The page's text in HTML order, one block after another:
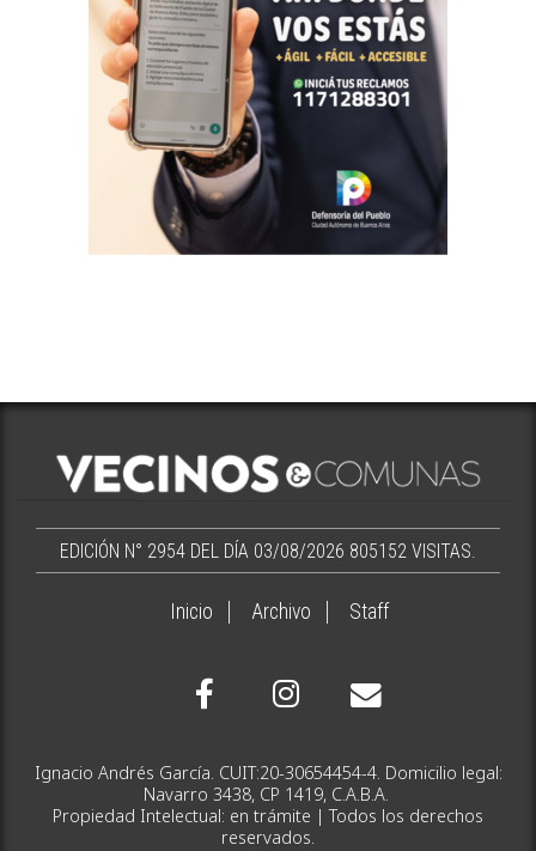
EDICIÓN N° 2954 DEL DÍA 03/08/2026 805152 VISITAS.
Inicio Archivo Staff
Ignacio Andrés García. CUIT:20-30654454-4. Domicilio legal:
Navarro 3438, CP 1419, C.A.B.A.
Propiedad Intelectual: en trámite | Todos los derechos
reservados.